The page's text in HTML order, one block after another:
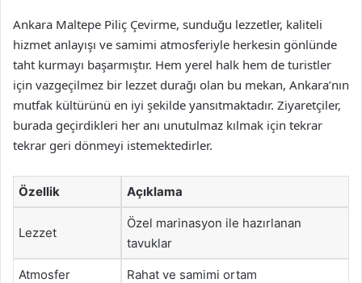
Ankara Maltepe Piliç Çevirme, sunduğu lezzetler, kaliteli
hizmet anlayışı ve samimi atmosferiyle herkesin gönlünde
taht kurmayı başarmıştır. Hem yerel halk hem de turistler
için vazgeçilmez bir lezzet durağı olan bu mekan, Ankara’nın
mutfak kültürünü en iyi şekilde yansıtmaktadır. Ziyaretçiler,
burada geçirdikleri her anı unutulmaz kılmak için tekrar
tekrar geri dönmeyi istemektedirler.
Özellik Açıklama
Lezzet
Özel marinasyon ile hazırlanan
tavuklar
Atmosfer Rahat ve samimi ortam